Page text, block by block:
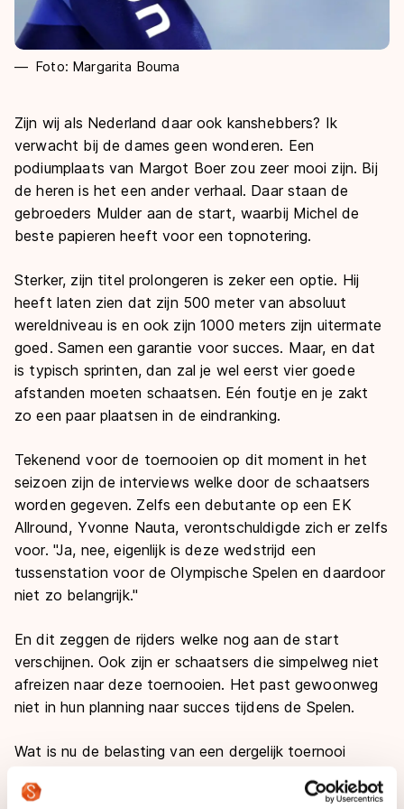
Foto: Margarita Bouma
Zijn wij als Nederland daar ook kanshebbers? Ik
verwacht bij de dames geen wonderen. Een
podiumplaats van Margot Boer zou zeer mooi zijn. Bij
de heren is het een ander verhaal. Daar staan de
gebroeders Mulder aan de start, waarbij Michel de
beste papieren heeft voor een topnotering.
Sterker, zijn titel prolongeren is zeker een optie. Hij
heeft laten zien dat zijn 500 meter van absoluut
wereldniveau is en ook zijn 1000 meters zijn uitermate
goed. Samen een garantie voor succes. Maar, en dat
is typisch sprinten, dan zal je wel eerst vier goede
afstanden moeten schaatsen. Eén foutje en je zakt
zo een paar plaatsen in de eindranking.
Tekenend voor de toernooien op dit moment in het
seizoen zijn de interviews welke door de schaatsers
worden gegeven. Zelfs een debutante op een EK
Allround, Yvonne Nauta, verontschuldigde zich er zelfs
voor. "Ja, nee, eigenlijk is deze wedstrijd een
tussenstation voor de Olympische Spelen en daardoor
niet zo belangrijk."
En dit zeggen de rijders welke nog aan de start
verschijnen. Ook zijn er schaatsers die simpelweg niet
afreizen naar deze toernooien. Het past gewoonweg
niet in hun planning naar succes tijdens de Spelen.
Wat is nu de belasting van een dergelijk toernooi
maar meteen een open deur in te trappen: de belasting